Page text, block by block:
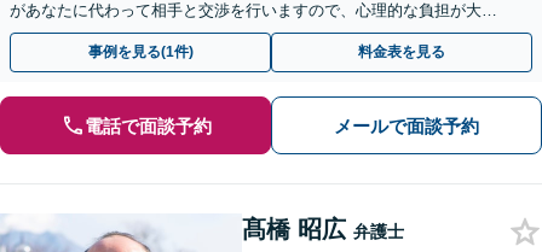
があなたに代わって相手と交渉を行いますので、心理的な負担が大き
く軽減されます。まずはお気軽にご相談ください。
事例を見る(1件) 料金表を見る
電話で面談予約 メールで面談予約
髙橋 昭広 弁護士